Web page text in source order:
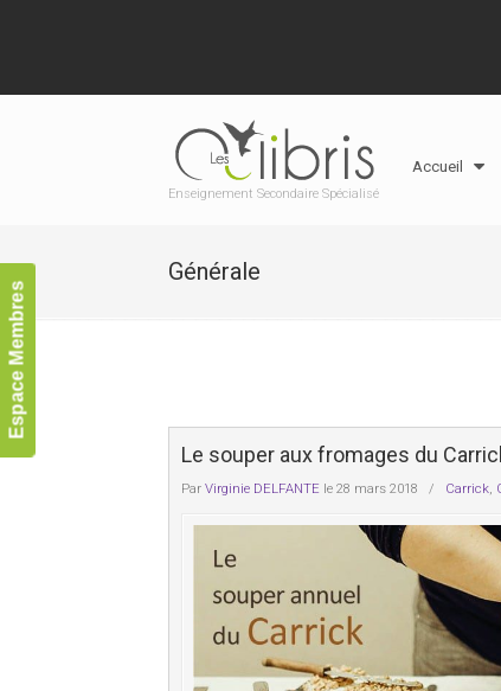
Espace Membres
Enseignement Secondaire Spécialisé
Accueil
Générale
Le souper aux fromages du
Par Virginie DELFANTE le 28 mars 2018 / Carrick,